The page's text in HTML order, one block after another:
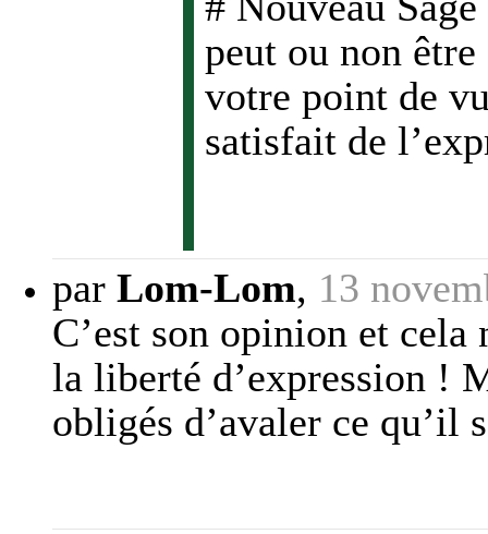
peut ou non être
votre point de
satisfait de
par Lom-Lom, 13
C’est son opinion et cela
la liberté d’expression !
obligés d’avaler ce qu’il